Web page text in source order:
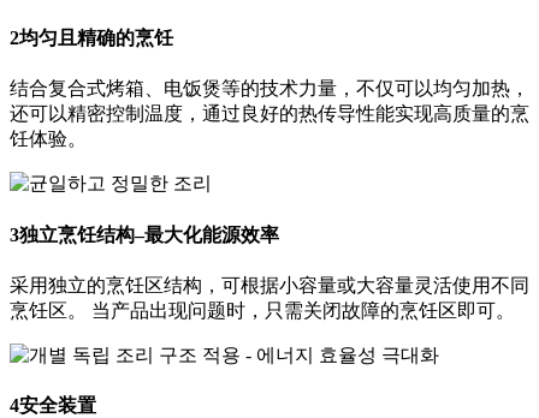
2均匀且精确的烹饪
结合复合式烤箱、电饭煲等的技术力量，不仅可以均匀加热，
还可以精密控制温度，通过良好的热传导性能实现高质量的烹
饪体验。
3独立烹饪结构–最大化能源效率
采用独立的烹饪区结构，可根据小容量或大容量灵活使用不同
烹饪区。 当产品出现问题时，只需关闭故障的烹饪区即可。
4安全装置